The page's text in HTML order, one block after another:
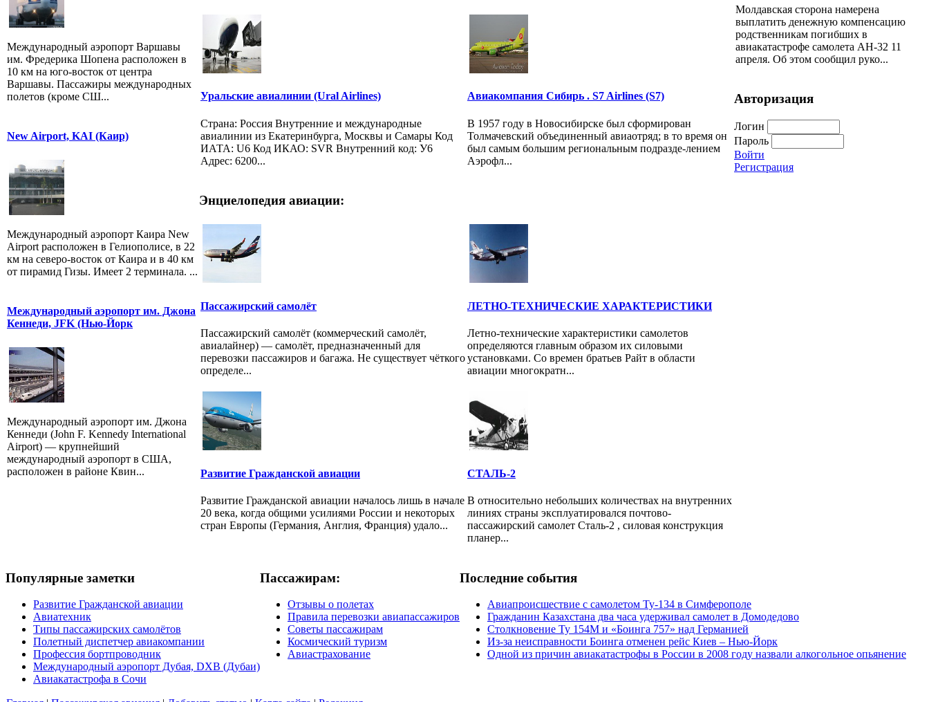
Международный аэропорт Варшавы
им. Фредерика Шопена расположен в
10 км на юго-восток от центра
Варшавы. Пассажиры международных
полетов (кроме СШ...
New Airport, KAI (Каир)
Международный аэропорт Каира New
Airport расположен в Гелиополисе, в 22
км на северо-восток от Каира и в 40 км
от пирамид Гизы. Имеет 2 терминала. ...
Международный аэропорт им. Джона
Кеннеди, JFK (Нью-Йорк
Международный аэропорт им. Джона
Кеннеди (John F. Kennedy International
Airport) — крупнейший
международный аэропорт в США,
расположен в районе Квин...
Уральские авиалинии (Ural Airlines)
Страна: Россия Внутренние и международные
авиалинии из Екатеринбурга, Москвы и Самары Код
ИАТА: U6 Код ИКАО: SVR Внутренний код: У6
Адрес: 6200...
Авиакомпания Сибирь . S7 Airlines (S7)
В 1957 году в Новосибирске был сформирован
Толмачевский объединенный авиаотряд; в то время он
был самым большим региональным подразде-лением
Аэрофл...
Энциелопедия авиации:
Пассажирский самолёт
Пассажирский самолёт (коммерческий самолёт,
авиалайнер) — самолёт, предназначенный для
перевозки пассажиров и багажа. Не существует чёткого
определе...
ЛЕТНО-ТЕХНИЧЕСКИЕ ХАРАКТЕРИСТИКИ
Летно-технические характеристики самолетов
определяются главным образом их силовыми
установками. Со времен братьев Райт в области
авиации многократн...
Развитие Гражданской авиации
Развитие Гражданской авиации началось лишь в начале
20 века, когда общими усилиями России и некоторых
стран Европы (Германия, Англия, Франция) удало...
СТАЛЬ-2
В относительно небольших количествах на внутренних
линиях страны эксплуатировался почтово-
пассажирский самолет Cтaль-2 , силовая конструкция
планер...
Молдавская сторона намерена
выплатить денежную компенсацию
родственникам погибших в
авиакатастрофе самолета АН-32 11
апреля. Об этом сообщил руко...
Авторизация
Логин
Пароль
Войти
Регистрация
Популярные заметки
Развитие Гражданской авиации
Авиатехник
Типы пассажирских самолётов
Полетный диспетчер авиакомпании
Профессия бортпроводник
Международный аэропорт Дубая, DXB (Дубаи)
Авиакатастрофа в Сочи
Пассажирам:
Отзывы о полетах
Правила перевозки авиапассажиров
Советы пассажирам
Космический туризм
Авиастрахование
Последние события
Авиапроисшествие с самолетом Ту-134 в Симферополе
Гражданин Казахстана два часа удерживал самолет в Домодедово
Столкновение Ту 154М и «Боинга 757» над Германией
Из-за неисправности Боинга отменен рейс Киев – Нью-Йорк
Одной из причин авиакатастрофы в России в 2008 году назвали алкогольное опьянение